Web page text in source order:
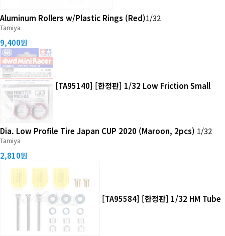
Aluminum Rollers w/Plastic Rings (Red)1/32
Tamiya
9,400원
[TA95140] [한정판] 1/32 Low Friction Small
Dia. Low Profile Tire Japan CUP 2020 (Maroon, 2pcs) 1/32
Tamiya
2,810원
[TA95584] [한정판] 1/32 HM Tube